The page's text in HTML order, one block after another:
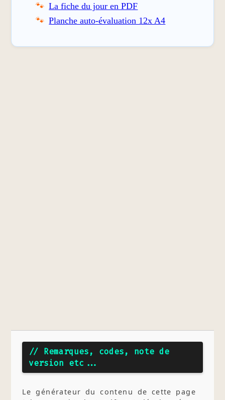
La fiche du jour en PDF
Planche auto-évaluation 12x A4
// Remarques, codes, note de
version etc...
Le générateur du contenu de cette page